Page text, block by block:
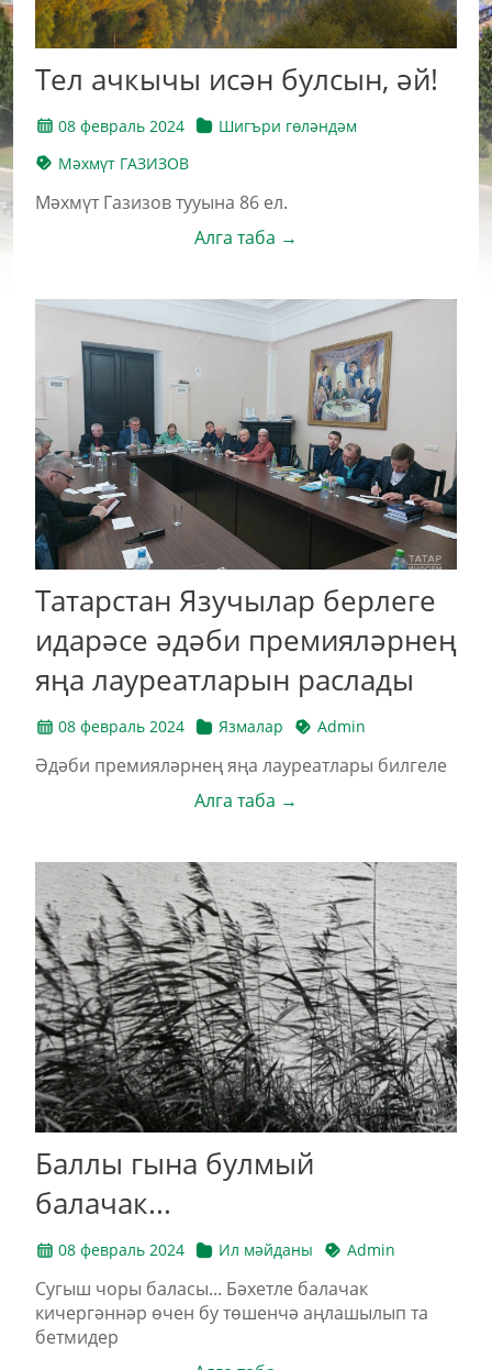
Тел ачкычы исән булсын, әй!
08 февраль 2024
Шигъри гөләндәм
Мәхмүт ГАЗИЗОВ
Мәхмүт Газизов тууына 86 ел.
Алга таба →
Татарстан Язучылар берлеге
идарәсе әдәби премияләрнең
яңа лауреатларын раслады
08 февраль 2024 Язмалар Admin
Әдәби премияләрнең яңа лауреатлары билгеле
Алга таба →
Баллы гына булмый
балачак...
08 февраль 2024 Ил мәйданы Admin
Сугыш чоры баласы... Бәхетле балачак
кичергәннәр өчен бу төшенчә аңлашылып та
бетмидер